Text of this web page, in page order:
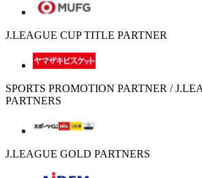
J.LEAGUE CUP TITLE PARTNER
SPORTS PROMOTION PARTNER /
PARTNERS
J.LEAGUE GOLD PARTNERS